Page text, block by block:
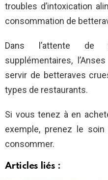
troubles d’intoxication
consommation de
Dans l’attente de
supplémentaires,
servir de betteraves
types de restaurants.
Si vous tenez à en
exemple, prenez le
consommer.
Articles liés :